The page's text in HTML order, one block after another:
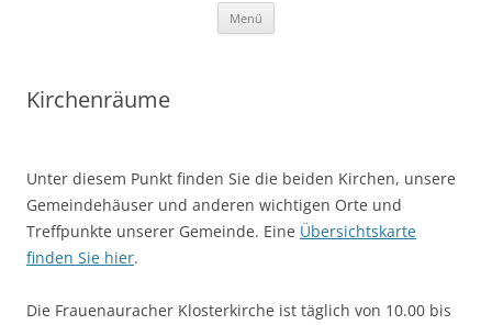
Menü
Kirchenräume
Unter diesem Punkt finden Sie die beiden Kirchen, unsere
Gemeindehäuser und anderen wichtigen Orte und
Treffpunkte unserer Gemeinde. Eine Übersichtskarte
finden Sie hier.
Die Frauenauracher Klosterkirche ist täglich von 10.00 bis